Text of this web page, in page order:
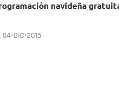
navideña
04•DIC•2015